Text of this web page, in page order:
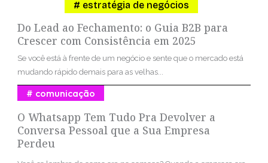
Do Lead ao Fechamento: o Guia B2B para
Crescer com Consistência em 2025
estratégia de negócios
Se você está à frente de um negócio e sente que o mercado está
mudando rápido demais para as velhas...
O Whatsapp Tem Tudo Pra Devolver a
Conversa Pessoal que a Sua Empresa
Perdeu
comunicação